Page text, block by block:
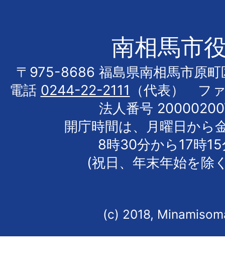
南相馬市
〒975-8686 福島県南相馬市原町
電話 0244-22-2111
（代表） フ
法人番号
開庁時間は、月曜日から
8時30分から17時
(祝日、年末年始を除
(c) 2018,